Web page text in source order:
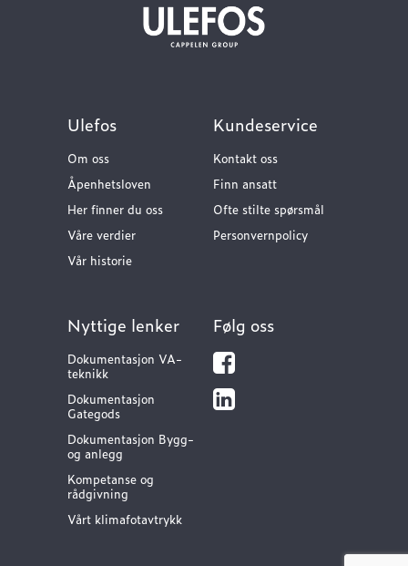
Ulefos
Om oss
Åpenhetsloven
Her finner du oss
Våre verdier
Vår historie
Kundeservice
Kontakt oss
Finn ansatt
Ofte stilte spørsmål
Personvernpolicy
Nyttige lenker
Dokumentasjon VA-
teknikk
Dokumentasjon
Gategods
Dokumentasjon Bygg-
og anlegg
Kompetanse og
rådgivning
Vårt klimafotavtrykk
Følg oss